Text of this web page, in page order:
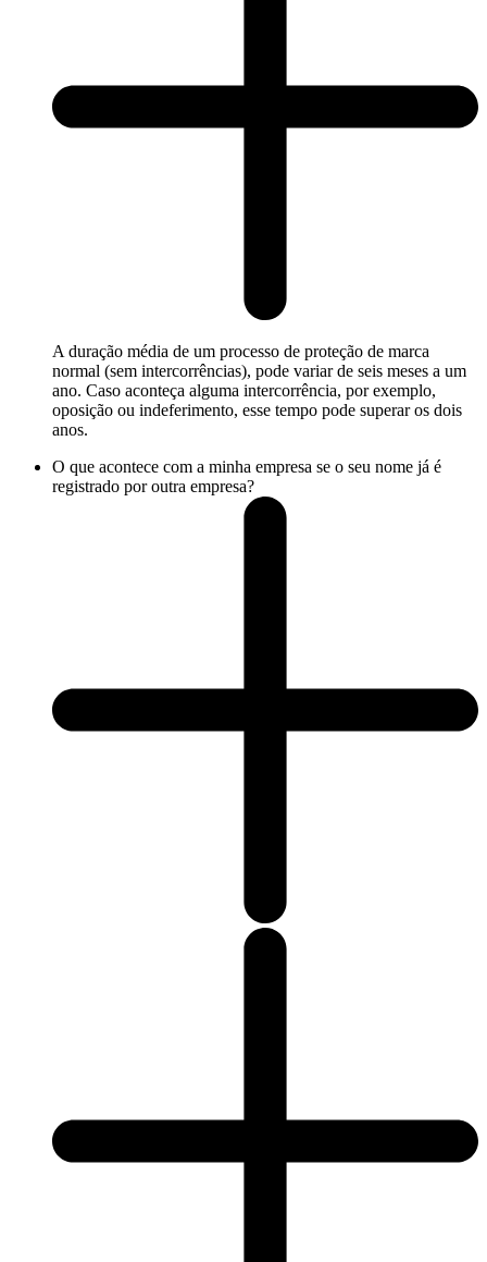
A duração média de um processo de proteção de marca
normal (sem intercorrências), pode variar de seis meses a um
ano. Caso aconteça alguma intercorrência, por exemplo,
oposição ou indeferimento, esse tempo pode superar os dois
anos.
O que acontece com a minha empresa se o seu nome já é
registrado por outra empresa?